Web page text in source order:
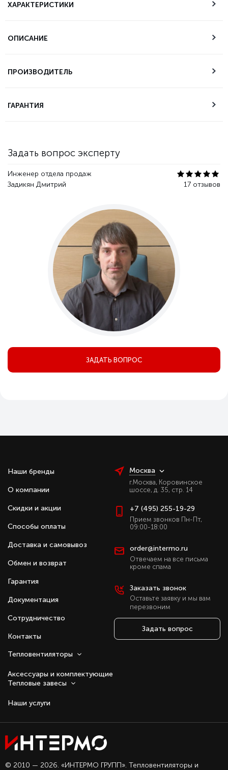
Задать вопрос эксперту
Инженер отдела продаж
Задикян Дмитрий
17 отзывов
ЗАДАТЬ ВОПРОС
ХАРАКТЕРИСТИКИ
ОПИСАНИЕ
ПРОИЗВОДИТЕЛЬ
ГАРАНТИЯ
Наши бренды
О компании
Скидки и акции
Способы оплаты
Доставка и самовывоз
Обмен и возврат
Гарантия
Документация
Сотрудничество
Контакты
Тепловентиляторы
Аксессуары и комплектующие
Тепловые завесы
Наши услуги
Москва
г.Москва, Коровинское
шоссе, д. 35, стр. 14
+7 (495) 255-19-29
Прием звонков Пн-Пт,
09:00-18:00
order@intermo.ru
Отвечаем на все письма
кроме спама
Заказать звонок
Оставьте заявку и мы вам
перезвоним
Задать вопрос
© 2010 — 2026. «ИНТЕРМО ГРУПП». Тепловентиляторы и
Оставаясь с нами, вы соглашаетесь на